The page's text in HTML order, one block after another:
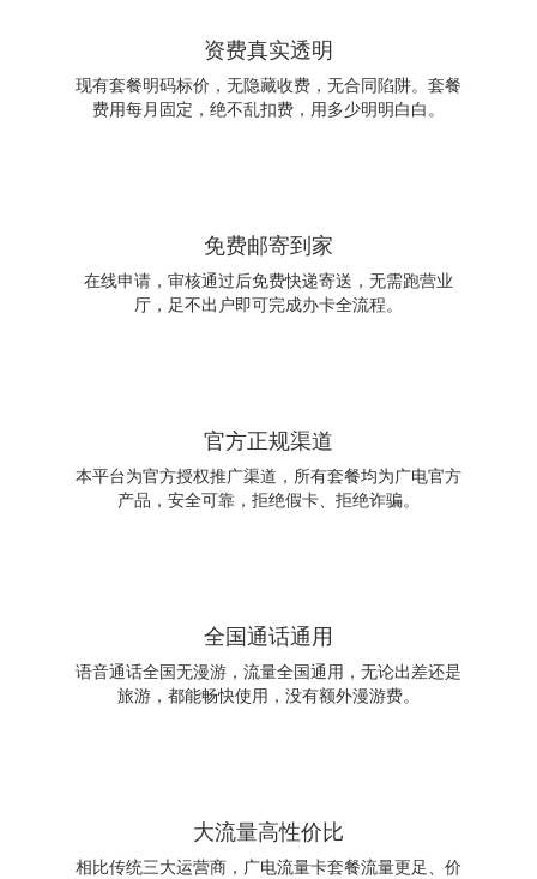
资费真实透明
现有套餐明码标价，无隐藏收费，无合同陷阱。套餐
费用每月固定，绝不乱扣费，用多少明明白白。
免费邮寄到家
在线申请，审核通过后免费快递寄送，无需跑营业
厅，足不出户即可完成办卡全流程。
官方正规渠道
本平台为官方授权推广渠道，所有套餐均为广电官方
产品，安全可靠，拒绝假卡、拒绝诈骗。
全国通话通用
语音通话全国无漫游，流量全国通用，无论出差还是
旅游，都能畅快使用，没有额外漫游费。
大流量高性价比
相比传统三大运营商，广电流量卡套餐流量更足、价